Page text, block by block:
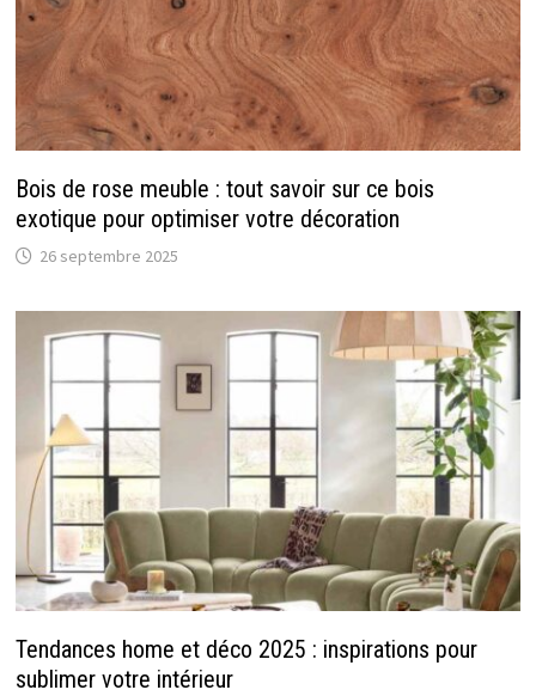
Bois de rose meuble : tout savoir sur ce bois
exotique pour optimiser votre décoration
26 septembre 2025
Tendances home et déco 2025 : inspirations pour
sublimer votre intérieur